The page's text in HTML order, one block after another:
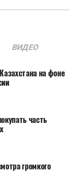
ВИДЕО
на фоне
часть
громкого